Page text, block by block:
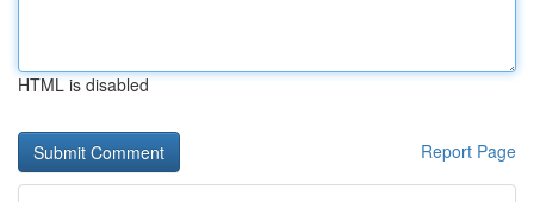
HTML is disabled
Report Page